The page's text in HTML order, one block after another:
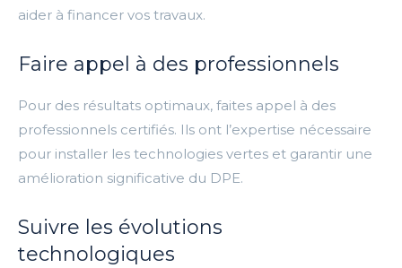
aider à financer vos travaux.
Faire appel à des professionnels
Pour des résultats optimaux, faites appel à des
professionnels certifiés. Ils ont l’expertise nécessaire
pour installer les technologies vertes et garantir une
amélioration significative du DPE.
Suivre les évolutions
technologiques